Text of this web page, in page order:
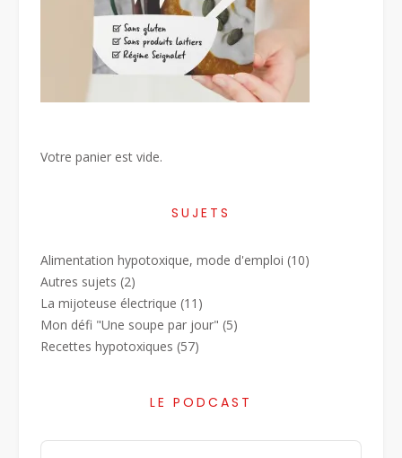
Votre panier est vide.
SUJETS
Alimentation hypotoxique, mode d'emploi (10)
Autres sujets (2)
La mijoteuse électrique (11)
Mon défi "Une soupe par jour" (5)
Recettes hypotoxiques (57)
LE PODCAST
Audio